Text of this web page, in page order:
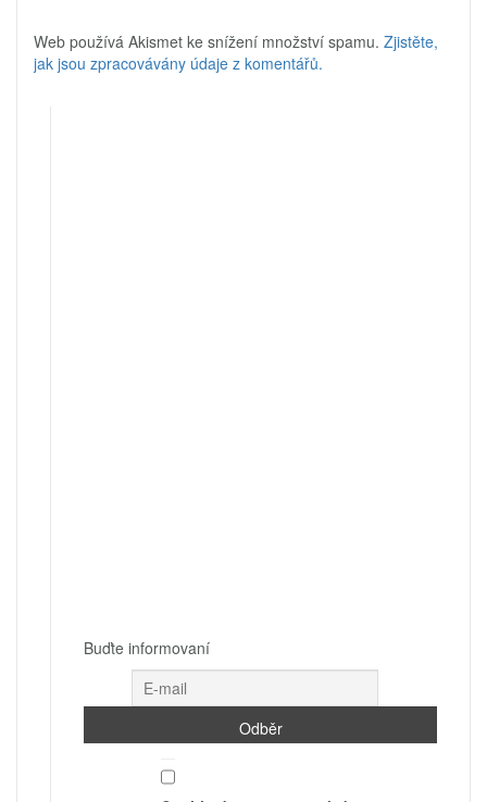
Web používá Akismet ke snížení množství spamu. Zjistěte,
jak jsou zpracovávány údaje z komentářů.
Buďte informovaní